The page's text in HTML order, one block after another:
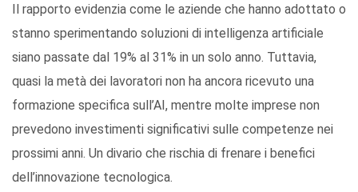
Il rapporto evidenzia come le aziende che hanno adottato o
stanno sperimentando soluzioni di intelligenza artificiale
siano passate dal 19% al 31% in un solo anno. Tuttavia,
quasi la metà dei lavoratori non ha ancora ricevuto una
formazione specifica sull’AI, mentre molte imprese non
prevedono investimenti significativi sulle competenze nei
prossimi anni. Un divario che rischia di frenare i benefici
dell’innovazione tecnologica.